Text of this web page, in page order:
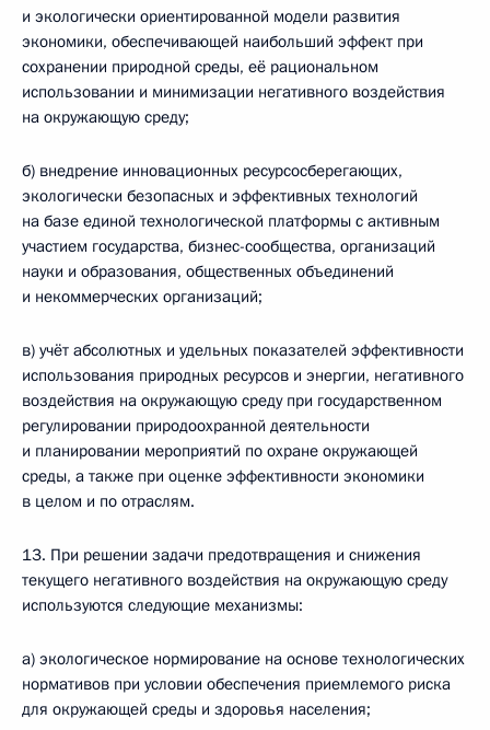
и экологически ориентированной модели развития
экономики, обеспечивающей наибольший эффект при
сохранении природной среды, её рациональном
использовании и минимизации негативного воздействия
на окружающую среду;
б) внедрение инновационных ресурсосберегающих,
экологически безопасных и эффективных технологий
на базе единой технологической платформы с активным
участием государства, бизнес-сообщества, организаций
науки и образования, общественных объединений
и некоммерческих организаций;
в) учёт абсолютных и удельных показателей эффективности
использования природных ресурсов и энергии, негативного
воздействия на окружающую среду при государственном
регулировании природоохранной деятельности
и планировании мероприятий по охране окружающей
среды, а также при оценке эффективности экономики
в целом и по отраслям.
13. При решении задачи предотвращения и снижения
текущего негативного воздействия на окружающую среду
используются следующие механизмы:
а) экологическое нормирование на основе технологических
нормативов при условии обеспечения приемлемого риска
для окружающей среды и здоровья населения;